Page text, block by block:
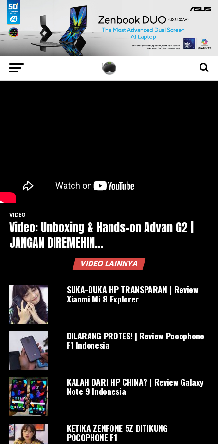
VIDEO
Video: Unboxing & Hands-on Advan G2 |
JANGAN DIREMEHIN…
VIDEO LAINNYA
SUKA-DUKA HP TRANSPARAN | Review
Xiaomi Mi 8 Explorer
DILARANG PROTES! | Review Pocophone
F1 Indonesia
KALAH DARI HP CHINA? | Review Galaxy
Note 9 Indonesia
KETIKA ZENFONE 5Z DITIKUNG
POCOPHONE F1